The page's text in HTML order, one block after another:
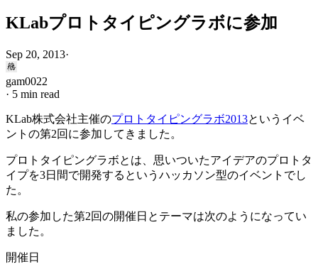
KLabプロトタイピングラボに参加
Sep 20, 2013·
gam0022
· 5 min read
KLab株式会社主催のプロトタイピングラボ2013というイベ
ントの第2回に参加してきました。
プロトタイピングラボとは、思いついたアイデアのプロトタ
イプを3日間で開発するというハッカソン型のイベントでし
た。
私の参加した第2回の開催日とテーマは次のようになってい
ました。
開催日